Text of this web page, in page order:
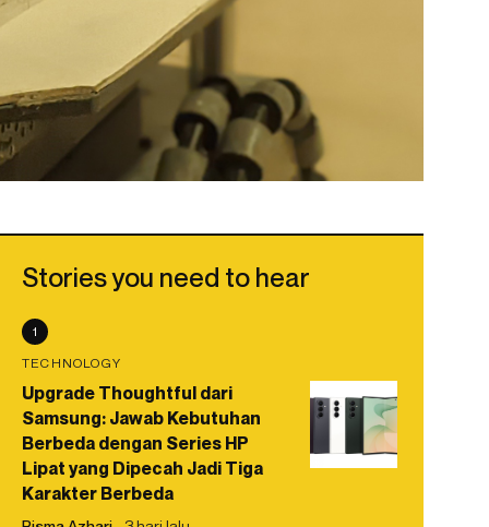
Stories you need to hear
1
TECHNOLOGY
Upgrade Thoughtful dari
Samsung: Jawab Kebutuhan
Berbeda dengan Series HP
Lipat yang Dipecah Jadi Tiga
Karakter Berbeda